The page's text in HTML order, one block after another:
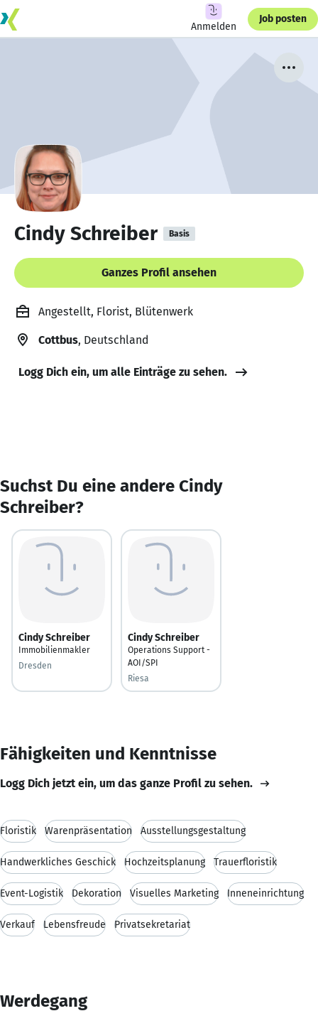
Anmelden
Job posten
Cindy Schreiber Basis
Ganzes Profil ansehen
Angestellt, Florist, Blütenwerk
Cottbus, Deutschland
Logg Dich ein, um alle Einträge zu sehen.
Suchst Du eine andere Cindy
Schreiber?
Cindy Schreiber
Immobilienmakler
Dresden
Cindy Schreiber
Operations Support -
AOI/SPI
Riesa
Fähigkeiten und Kenntnisse
Logg Dich jetzt ein, um das ganze Profil zu sehen.
Floristik Warenpräsentation Ausstellungsgestaltung
Handwerkliches Geschick Hochzeitsplanung Trauerfloristik
Event-Logistik Dekoration Visuelles Marketing Inneneinrichtung
Verkauf Lebensfreude Privatsekretariat
Werdegang